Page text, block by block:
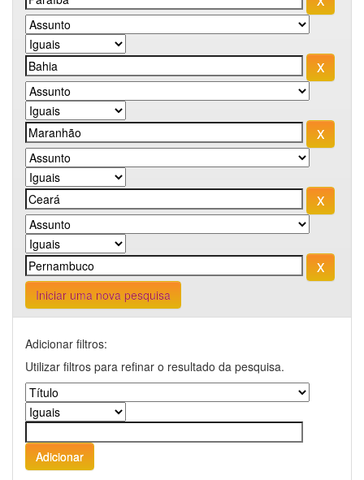
Iniciar uma nova pesquisa
Adicionar filtros:
Utilizar filtros para refinar o resultado da pesquisa.